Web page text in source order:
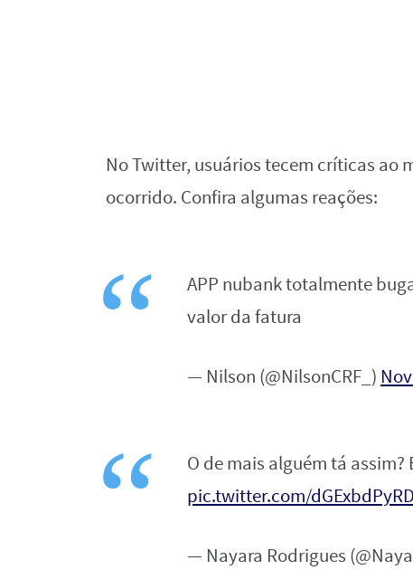
No Twitter, usuários tecem críticas ao
ocorrido. Confira algumas reações:
APP nubank totalmente
valor da fatura
— Nilson (@NilsonCRF_)
O de mais alguém tá assim?
pic.twitter.com/dGExbdPyRD
— Nayara Rodrigues